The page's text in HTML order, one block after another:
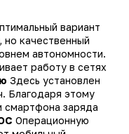
вариант
качественный
автономности.
работу в сетях
Здесь установлен
Благодаря этому
смартфона заряда
Операционную